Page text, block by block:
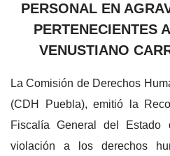
PERSONAL EN
PERTENECIENTES
VENUSTIANO
La Comisión de Derechos
(CDH Puebla), emitió la
Fiscalía General del
violación a los derechos